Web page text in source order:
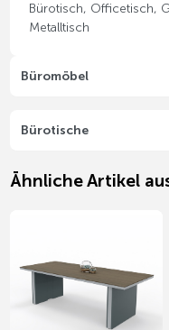
Bürotisch, Officetisch,
Metalltisch
Büromöbel
Bürotische
Ähnliche Artikel